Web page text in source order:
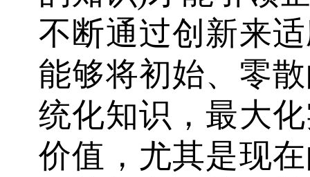
不断通过创新来
能够将初始、零
统化知识，最大
价值，尤其是现